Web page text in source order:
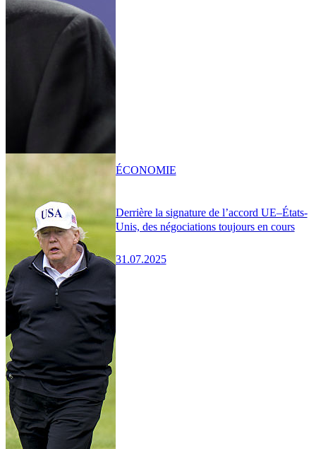
Derrière la signature de l’accord UE–États-
Unis, des négociations toujours en cours
31.07.2025
ÉCONOMIE